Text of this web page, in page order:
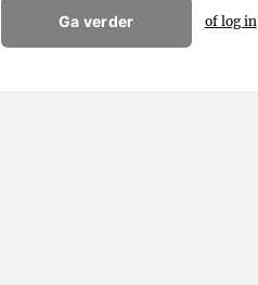
Ga verder of log in